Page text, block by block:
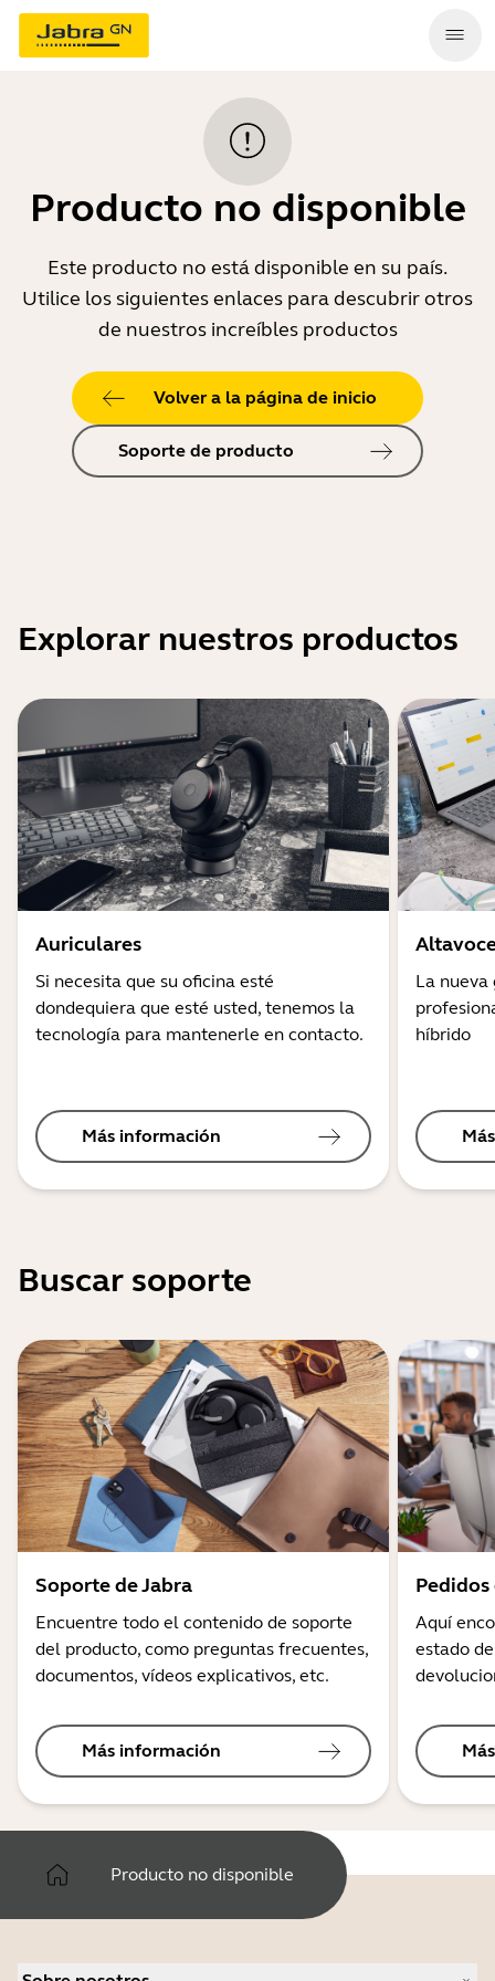
Producto no disponible
Este producto no está disponible en su país.
Utilice los siguientes enlaces para descubrir otros
de nuestros increíbles productos
Volver a la página de inicio
Soporte de producto
Explorar nuestros productos
Auriculares
Si necesita que su oficina esté
dondequiera que esté usted, tenemos la
tecnología para mantenerle en contacto.
Más información
La nueva
híbrido
Buscar soporte
Soporte de Jabra
Encuentre todo el contenido de soporte
del producto, como preguntas frecuentes,
documentos, vídeos explicativos, etc.
Más información
Aquí
estado
Producto no disponible